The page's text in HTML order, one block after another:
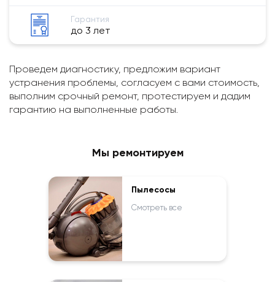
Гарантия
до 3 лет
Проведем диагностику, предложим вариант
устранения проблемы, согласуем с вами стоимость,
выполним срочный ремонт, протестируем и дадим
гарантию на выполненные работы.
Мы ремонтируем
Пылесосы
Смотреть все